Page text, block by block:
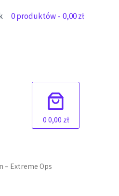
0 produktów 0,00 zł
0 0,00 zł
– Extreme Ops